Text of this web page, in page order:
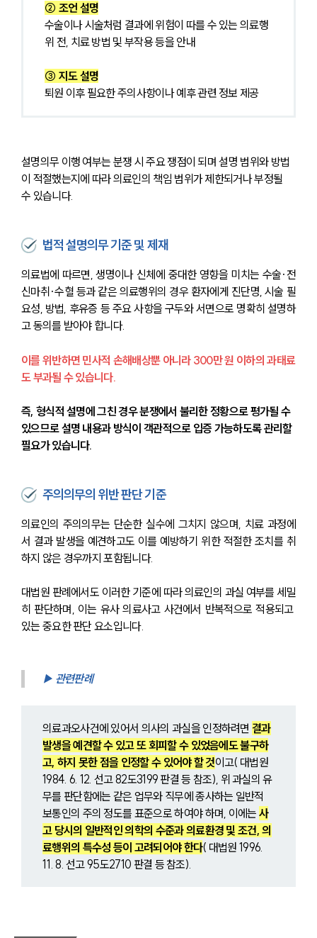
② 조언 설명
수술이나 시술처럼 결과에 위험이 따를 수 있는 의료행
위 전, 치료 방법 및 부작용 등을 안내
③ 지도 설명
퇴원 이후 필요한 주의사항이나 예후 관련 정보 제공
설명의무 이행 여부는 분쟁 시 주요 쟁점이 되며 설명 범위와 방법
이 적절했는지에 따라 의료인의 책임 범위가 제한되거나 부정될
수 있습니다.
법적 설명의무 기준 및 제재
의료법에 따르면, 생명이나 신체에 중대한 영향을 미치는 수술·전
신마취·수혈 등과 같은 의료행위의 경우 환자에게 진단명, 시술 필
요성, 방법, 후유증 등 주요 사항을 구두와 서면으로 명확히 설명하
고 동의를 받아야 합니다.
이를 위반하면 민사적 손해배상뿐 아니라 300만 원 이하의 과태료
도 부과될 수 있습니다.
즉, 형식적 설명에 그친 경우 분쟁에서 불리한 정황으로 평가될 수
있으므로 설명 내용과 방식이 객관적으로 입증 가능하도록 관리할
필요가 있습니다.
주의의무의 위반 판단 기준
의료인의 주의의무는 단순한 실수에 그치지 않으며, 치료 과정에
서 결과 발생을 예견하고도 이를 예방하기 위한 적절한 조치를 취
하지 않은 경우까지 포함됩니다.
대법원 판례에서도 이러한 기준에 따라 의료인의 과실 여부를 세밀
히 판단하며, 이는 유사 의료사고 사건에서 반복적으로 적용되고
있는 중요한 판단 요소입니다.
▶ 관련판례
의료과오사건에 있어서 의사의 과실을 인정하려면 결과
발생을 예견할 수 있고 또 회피할 수 있었음에도 불구하
고, 하지 못한 점을 인정할 수 있어야 할 것이고( 대법원
1984. 6. 12. 선고 82도3199 판결 등 참조), 위 과실의 유
무를 판단함에는 같은 업무와 직무에 종사하는 일반적
보통인의 주의 정도를 표준으로 하여야 하며, 이에는 사
고 당시의 일반적인 의학의 수준과 의료환경 및 조건, 의
료행위의 특수성 등이 고려되어야 한다( 대법원 1996.
11. 8. 선고 95도2710 판결 등 참조).